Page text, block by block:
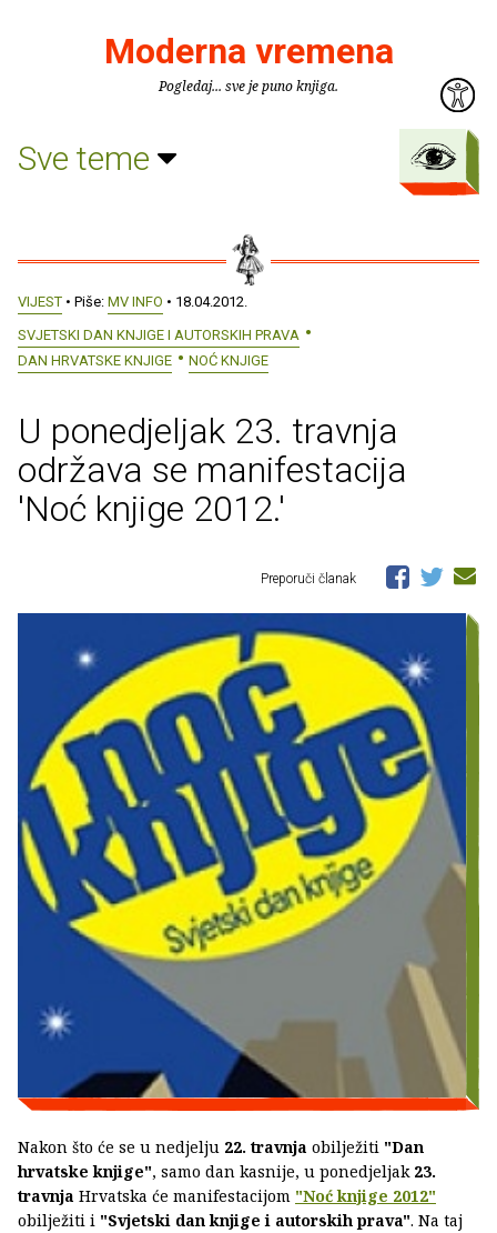
Moderna vremena
Pogledaj... sve je puno knjiga.
Sve teme
VIJEST • Piše: MV INFO • 18.04.2012.
SVJETSKI DAN KNJIGE I AUTORSKIH PRAVA
DAN HRVATSKE KNJIGE
NOĆ KNJIGE
U ponedjeljak 23. travnja
održava se manifestacija
'Noć knjige 2012.'
Preporuči članak
Nakon što će se u nedjelju 22. travnja obilježiti "Dan
hrvatske knjige", samo dan kasnije, u ponedjeljak 23.
travnja Hrvatska će manifestacijom "Noć knjige 2012"
obilježiti i "Svjetski dan knjige i autorskih prava". Na taj